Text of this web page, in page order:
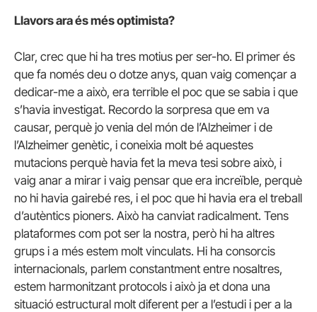
Llavors ara és més optimista?
Clar, crec que hi ha tres motius per ser-ho. El primer és
que fa només deu o dotze anys, quan vaig començar a
dedicar-me a això, era terrible el poc que se sabia i que
s’havia investigat. Recordo la sorpresa que em va
causar, perquè jo venia del món de l’Alzheimer i de
l’Alzheimer genètic, i coneixia molt bé aquestes
mutacions perquè havia fet la meva tesi sobre això, i
vaig anar a mirar i vaig pensar que era increïble, perquè
no hi havia gairebé res, i el poc que hi havia era el treball
d’autèntics pioners. Això ha canviat radicalment. Tens
plataformes com pot ser la nostra, però hi ha altres
grups i a més estem molt vinculats. Hi ha consorcis
internacionals, parlem constantment entre nosaltres,
estem harmonitzant protocols i això ja et dona una
situació estructural molt diferent per a l’estudi i per a la